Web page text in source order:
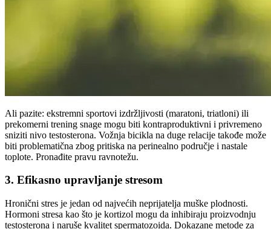
Ali pazite: ekstremni sportovi izdržljivosti (maratoni, triatloni) ili
prekomerni trening snage mogu biti kontraproduktivni i privremeno
sniziti nivo testosterona. Vožnja bicikla na duge relacije takođe može
biti problematična zbog pritiska na perinealno područje i nastale
toplote. Pronađite pravu ravnotežu.
3. Efikasno upravljanje stresom
Hronični stres je jedan od najvećih neprijatelja muške plodnosti.
Hormoni stresa kao što je kortizol mogu da inhibiraju proizvodnju
testosterona i naruše kvalitet spermatozoida. Dokazane metode za